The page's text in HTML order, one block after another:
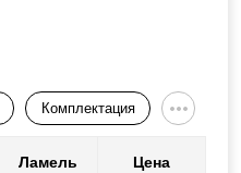
Комплектация
Ламель Цена